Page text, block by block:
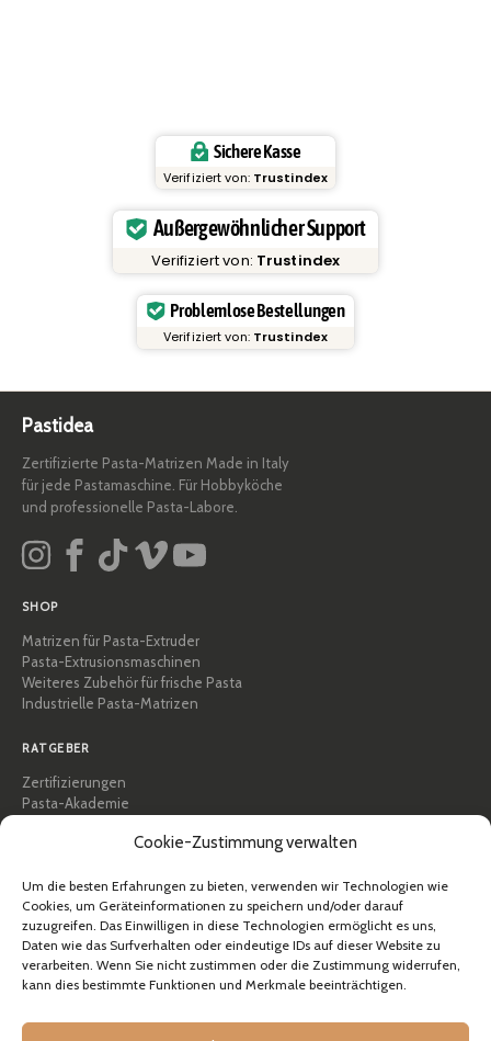
Cookie-Zustimmung verwalten
Um die besten Erfahrungen zu bieten, verwenden wir Technologien wie
Cookies, um Geräteinformationen zu speichern und/oder darauf
zuzugreifen. Das Einwilligen in diese Technologien ermöglicht es uns,
Daten wie das Surfverhalten oder eindeutige IDs auf dieser Website zu
verarbeiten. Wenn Sie nicht zustimmen oder die Zustimmung widerrufen,
kann dies bestimmte Funktionen und Merkmale beeinträchtigen.
Sichere Kasse
Verifiziert von: Trustindex
Außergewöhnlicher Support
Verifiziert von: Trustindex
Problemlose Bestellungen
Verifiziert von: Trustindex
Pastidea
Zertifizierte Pasta-Matrizen Made in Italy
für jede Pastamaschine. Für Hobbyköche
und professionelle Pasta-Labore.
SHOP
Matrizen für Pasta-Extruder
Pasta-Extrusionsmaschinen
Weiteres Zubehör für frische Pasta
Industrielle Pasta-Matrizen
RATGEBER
Zertifizierungen
Pasta-Akademie
Über Pastidea
HILFE
FAQ & Support
Kontakt
Versandinformationen